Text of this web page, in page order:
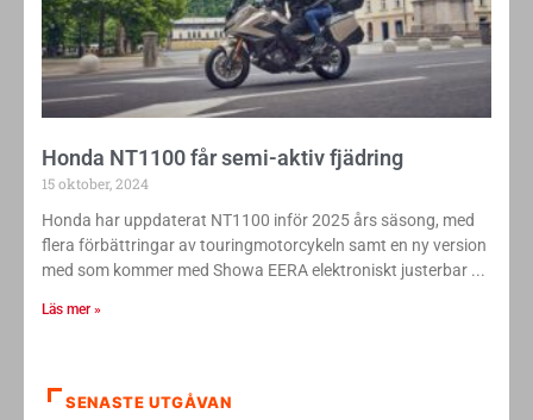
Honda NT1100 får semi-aktiv fjädring
15 oktober, 2024
Honda har uppdaterat NT1100 inför 2025 års säsong, med
flera förbättringar av touringmotorcykeln samt en ny version
med som kommer med Showa EERA elektroniskt justerbar
Läs mer »
SENASTE UTGÅVAN